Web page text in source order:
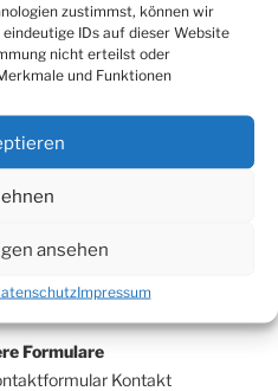
zustimmst, können wir
IDs auf dieser Website
nicht erteilst oder
und Funktionen
ansehen
Impressum
der Art. 17 und 18 DSGVO
oder schränken diese ein.
werden gelöscht, wenn sie
verpflichtet sind. Falls die
Es erfolgt also eine
Formulare
Kontakt